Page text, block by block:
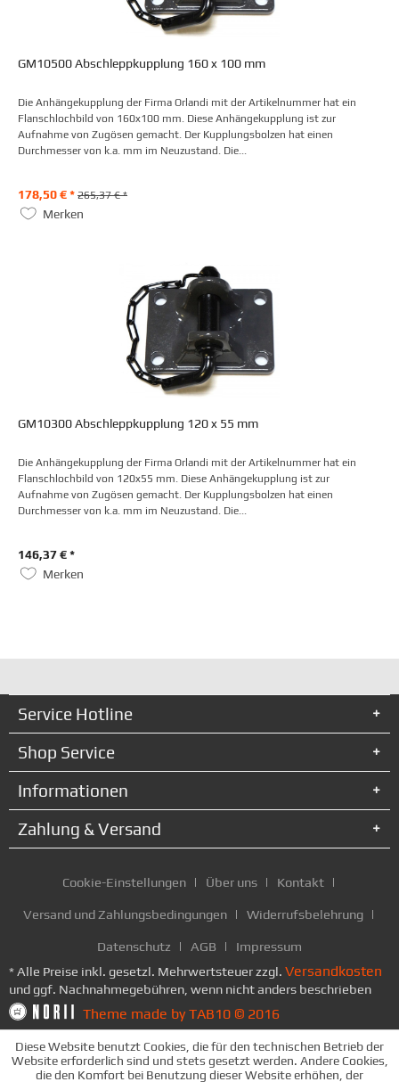
GM10500 Abschleppkupplung 160 x 100 mm
Die Anhängekupplung der Firma Orlandi mit der Artikelnummer hat ein
Flanschlochbild von 160x100 mm. Diese Anhängekupplung ist zur
Aufnahme von Zugösen gemacht. Der Kupplungsbolzen hat einen
Durchmesser von k.a. mm im Neuzustand. Die...
178,50 € * 265,37 € *
Merken
GM10300 Abschleppkupplung 120 x 55 mm
Die Anhängekupplung der Firma Orlandi mit der Artikelnummer hat ein
Flanschlochbild von 120x55 mm. Diese Anhängekupplung ist zur
Aufnahme von Zugösen gemacht. Der Kupplungsbolzen hat einen
Durchmesser von k.a. mm im Neuzustand. Die...
146,37 € *
Merken
Service Hotline
Shop Service
Informationen
Zahlung & Versand
Cookie-Einstellungen Über uns Kontakt
Versand und Zahlungsbedingungen Widerrufsbelehrung
Datenschutz AGB
Impressum
* Alle Preise inkl. gesetzl. Mehrwertsteuer zzgl. Versandkosten
und ggf. Nachnahmegebühren, wenn nicht anders beschrieben
Theme made by TAB10 © 2016
Diese Website benutzt Cookies, die für den technischen Betrieb der
Website erforderlich sind und stets gesetzt werden. Andere Cookies,
die den Komfort bei Benutzung dieser Website erhöhen, der